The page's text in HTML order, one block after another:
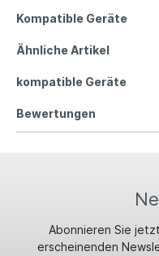
Kompatible Geräte
Ähnliche Artikel
kompatible Geräte
Bewertungen
Abonnieren Sie
erscheinenden